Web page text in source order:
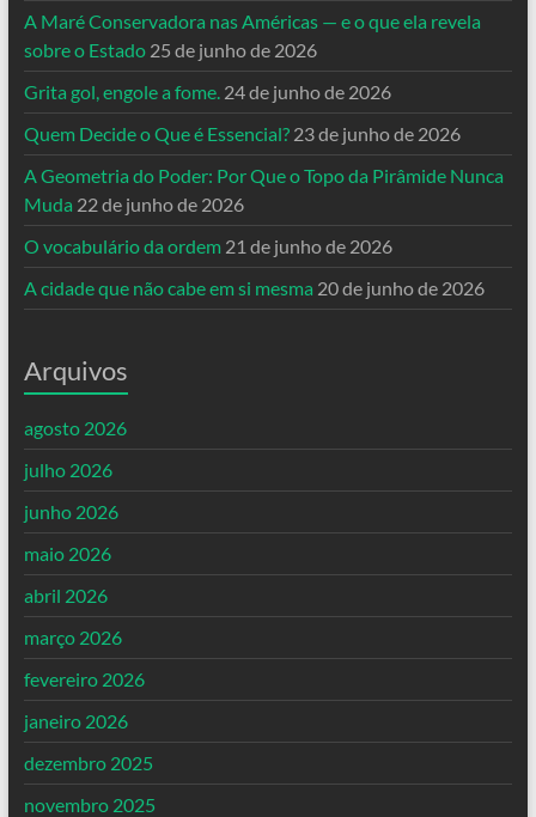
A Maré Conservadora nas Américas — e o que ela revela
sobre o Estado 25 de junho de 2026
Grita gol, engole a fome. 24 de junho de 2026
Quem Decide o Que é Essencial? 23 de junho de 2026
A Geometria do Poder: Por Que o Topo da Pirâmide Nunca
Muda 22 de junho de 2026
O vocabulário da ordem 21 de junho de 2026
A cidade que não cabe em si mesma 20 de junho de 2026
Arquivos
agosto 2026
julho 2026
junho 2026
maio 2026
abril 2026
março 2026
fevereiro 2026
janeiro 2026
dezembro 2025
novembro 2025